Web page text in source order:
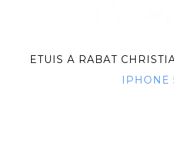
ETUIS À RABAT
IPHONE